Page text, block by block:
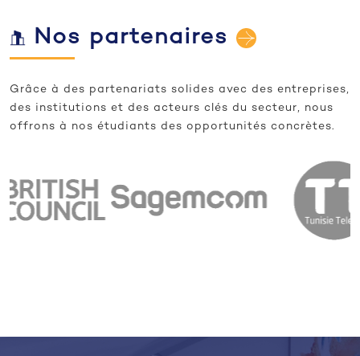
Nos partenaires
Grâce à des partenariats solides avec des entreprises,
des institutions et des acteurs clés du secteur, nous
offrons à nos étudiants des opportunités concrètes.